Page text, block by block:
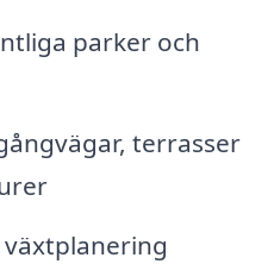
parker och
terrasser
växtplanering